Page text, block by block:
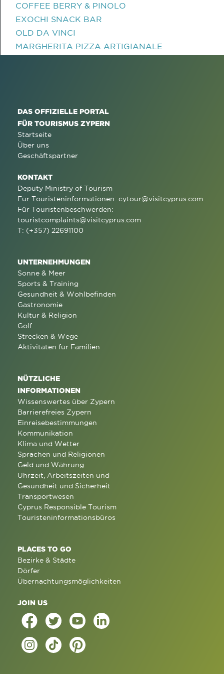
COFFEE BERRY & PINOLO
EXOCHI SNACK BAR
OLD DA VINCI
MARGHERITA PIZZA ARTIGIANALE
DAS OFFIZIELLE PORTAL
FÜR TOURISMUS ZYPERN
Startseite
Über uns
Geschäftspartner
KONTAKT
Deputy Ministry of Tourism
Für Touristeninformationen: cytour@visitcyprus.com
Für Touristenbeschwerden:
touristcomplaints@visitcyprus.com
T: (+357) 22691100
UNTERNEHMUNGEN
Sonne & Meer
Sports & Training
Gesundheit & Wohlbefinden
Gastronomie
Kultur & Religion
Golf
Strecken & Wege
Aktivitäten für Familien
NÜTZLICHE
INFORMATIONEN
Wissenswertes über Zypern
Barrierefreies Zypern
Einreisebestimmungen
Kommunikation
Klima und Wetter
Sprachen und Religionen
Geld und Währung
Uhrzeit, Arbeitszeiten und
Gesundheit und Sicherheit
Transportwesen
Cyprus Responsible Tourism
Touristeninformationsbüros
PLACES TO GO
Bezirke & Städte
Dörfer
Übernachtungsmöglichkeiten
JOIN US